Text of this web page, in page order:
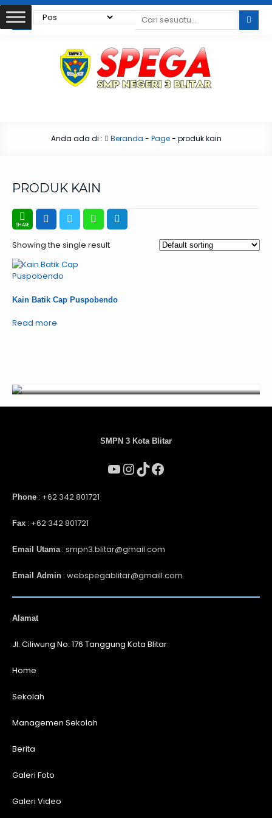
Anda ada di : Beranda - Page- produk kain
PRODUK KAIN
Showing the single result
Kain Batik Cap Puspobendo
Read more
SMPN 3 Kota Blitar
Phone : +62 342 801721
Fax : +62 342 801721
Email Utama: smpn3.blitar@gmail.com
Email Admin : webspegablitar@gmaill.com
Alamat
Jl. Ciliwung No. 176 Tanggung Kota Blitar
Home
Sekolah
Managemen Sekolah
Berita
Galeri Foto
Galeri Video